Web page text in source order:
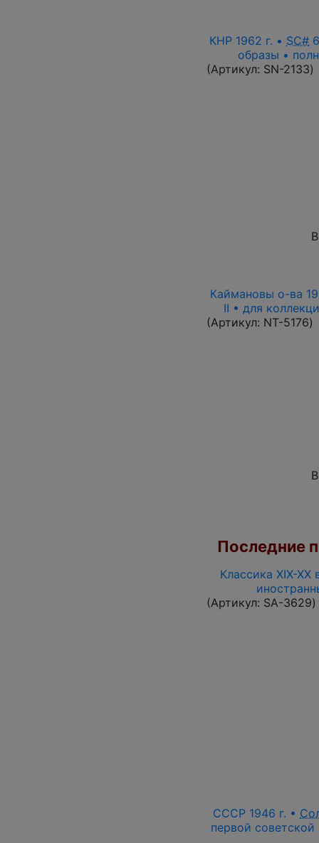
КНР 1962 г. • SC#
образы •
(Артикул: SN-2133)
Каймановы о-ва
II • для
(Артикул: NT-5176)
Последние
Классика XIX-
(Артикул: SA-3629)
СССР 1946 г. •
первой